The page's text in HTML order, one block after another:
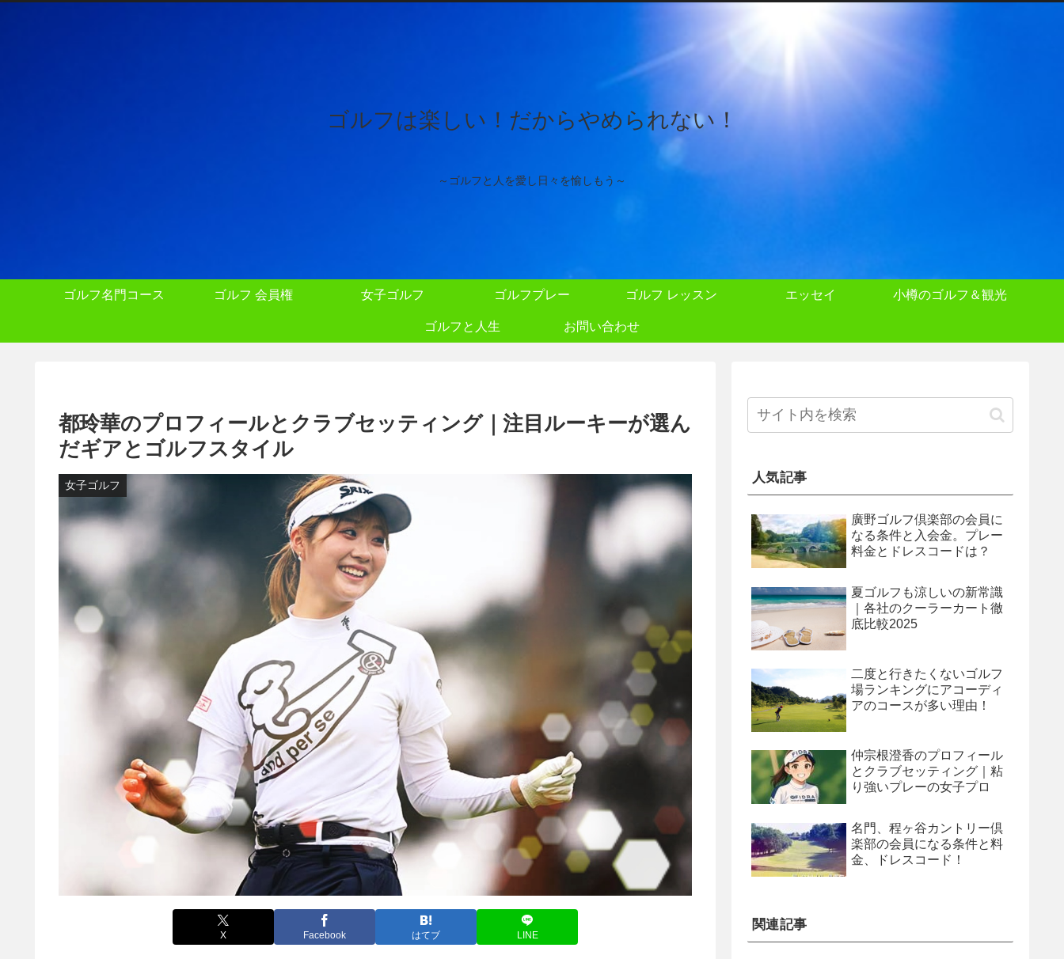
ゴルフは楽しい！だからやめられない！
～ゴルフと人を愛し日々を愉しもう～
ゴルフ名門コース ゴルフ 会員権 女子ゴルフ ゴルフプレー ゴルフ レッスン エッセイ 小樽のゴルフ＆観光
ゴルフと人生 お問い合わせ
都玲華のプロフィールとクラブセッティング｜注目ルーキーが選ん
だギアとゴルフスタイル
女子ゴルフ
X Facebook はてブ LINE
人気記事
廣野ゴルフ倶楽部の会員に
なる条件と入会金。プレー
料金とドレスコードは？
夏ゴルフも涼しいの新常識
｜各社のクーラーカート徹
底比較2025
二度と行きたくないゴルフ
場ランキングにアコーディ
アのコースが多い理由！
仲宗根澄香のプロフィール
とクラブセッティング｜粘
り強いプレーの女子プロ
名門、程ヶ谷カントリー倶
楽部の会員になる条件と料
金、ドレスコード！
関連記事